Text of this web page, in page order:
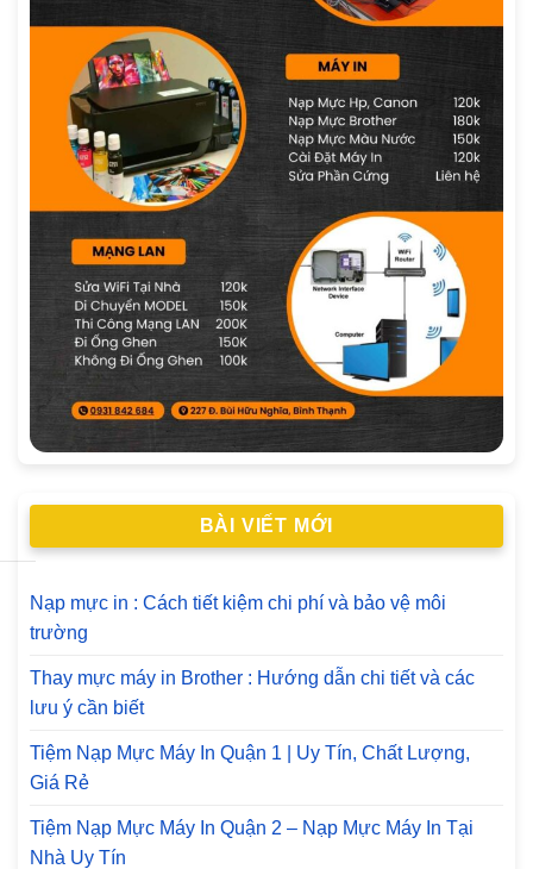
BÀI VIẾT MỚI
Nạp mực in : Cách tiết kiệm chi phí và bảo vệ môi
trường
Thay mực máy in Brother : Hướng dẫn chi tiết và các
lưu ý cần biết
Tiệm Nạp Mực Máy In Quận 1 | Uy Tín, Chất Lượng,
Giá Rẻ
Tiệm Nạp Mực Máy In Quận 2 – Nạp Mực Máy In Tại
Nhà Uy Tín